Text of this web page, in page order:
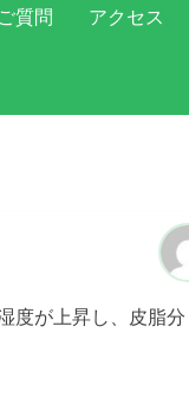
質問 アクセス
度が上昇し、皮脂分